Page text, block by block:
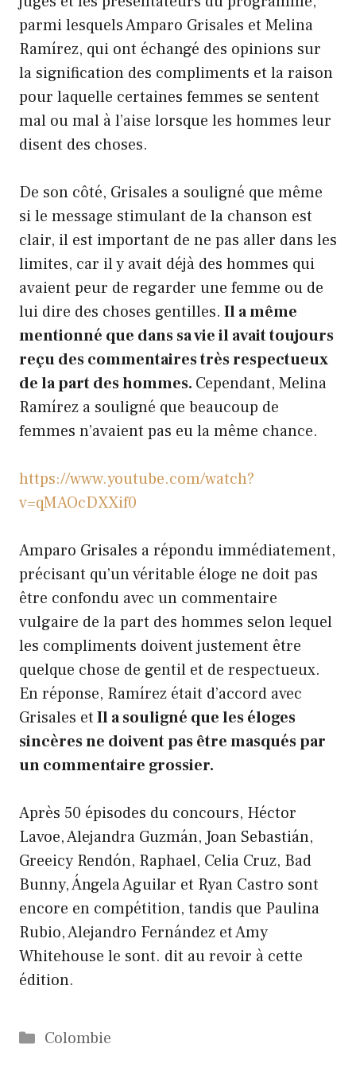
parmi lesquels Amparo Grisales et Melina
Ramírez, qui ont échangé des opinions sur
la signification des compliments et la raison
pour laquelle certaines femmes se sentent
mal ou mal à l’aise lorsque les hommes leur
disent des choses.
De son côté, Grisales a souligné que même
si le message stimulant de la chanson est
clair, il est important de ne pas aller dans les
limites, car il y avait déjà des hommes qui
avaient peur de regarder une femme ou de
lui dire des choses gentilles. Il a même
mentionné que dans sa vie il avait toujours
reçu des commentaires très respectueux
de la part des hommes. Cependant, Melina
Ramírez a souligné que beaucoup de
femmes n’avaient pas eu la même chance.
https://www.youtube.com/watch?
v=qMAOcDXXif0
Amparo Grisales a répondu immédiatement,
précisant qu’un véritable éloge ne doit pas
être confondu avec un commentaire
vulgaire de la part des hommes selon lequel
les compliments doivent justement être
quelque chose de gentil et de respectueux.
En réponse, Ramírez était d’accord avec
Grisales etIl a souligné que les éloges
sincères ne doivent pas être masqués par
un commentaire grossier.
Après 50 épisodes du concours, Héctor
Lavoe, Alejandra Guzmán, Joan Sebastián,
Greeicy Rendón, Raphael, Celia Cruz, Bad
Bunny, Ángela Aguilar et Ryan Castro sont
encore en compétition, tandis que Paulina
Rubio, Alejandro Fernández et Amy
Whitehouse le sont. dit au revoir à cette
édition.
Catégories
Colombie